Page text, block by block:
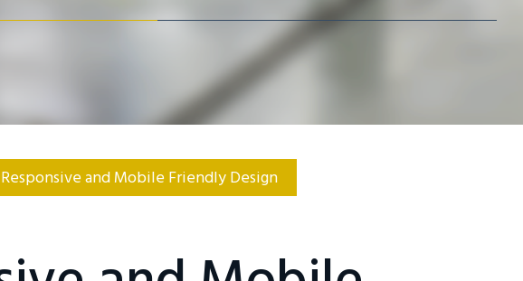
Responsive and Mobile Friendly Design